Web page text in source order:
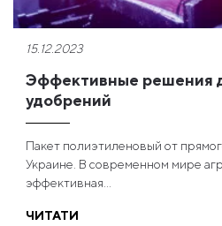
15.12.2023
Эффективные решения
удобрений
Пакет полиэтиленовый от
Украине. В современном мире
эффективная...
ЧИТАТИ